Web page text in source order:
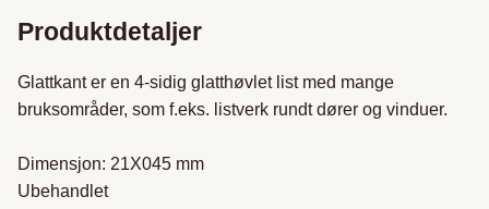
Produktdetaljer
Glattkant er en 4-sidig glatthøvlet list med mange
bruksområder, som f.eks. listverk rundt dører og vinduer.
Dimensjon: 21X045 mm
Ubehandlet